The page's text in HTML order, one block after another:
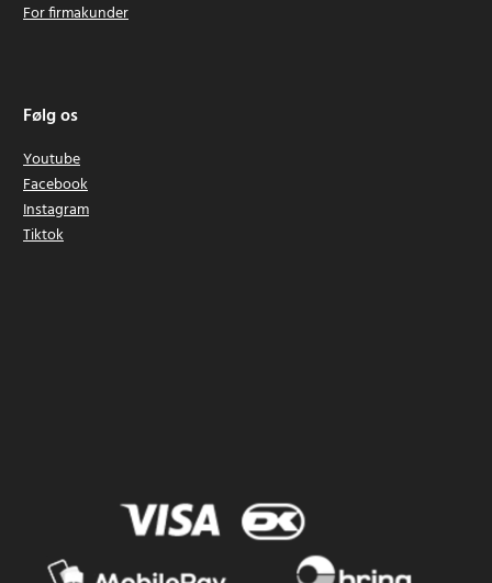
For firmakunder
Følg os
Youtube
Facebook
Instagram
Tiktok